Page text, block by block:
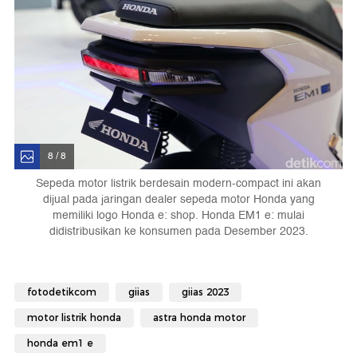
8 / 8
Sepeda motor listrik berdesain modern-compact ini akan
dijual pada jaringan dealer sepeda motor Honda yang
memiliki logo Honda e: shop. Honda EM1 e: mulai
didistribusikan ke konsumen pada Desember 2023.
fotodetikcom giias giias 2023
motor listrik honda astra honda motor
honda em1 e